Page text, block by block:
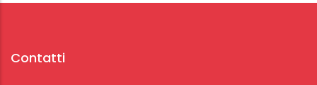
Contatti